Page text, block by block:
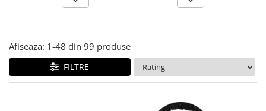
Siguranta animale companie
Carduri Cadou
Afiseaza: 1-48 din 99 produse
FILTRE